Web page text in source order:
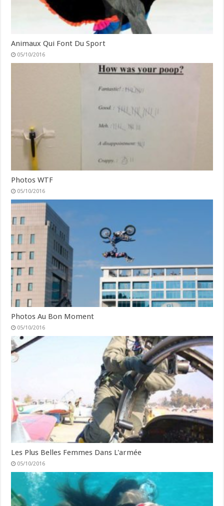
Animaux Qui Font Du Sport
05/10/2016
Photos WTF
05/10/2016
Photos Au Bon Moment
05/10/2016
Les Plus Belles Femmes Dans L'armée
05/10/2016